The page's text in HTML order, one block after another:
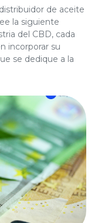
de aceite
la siguiente
del CBD, cada
incorporar su
se dedique a la